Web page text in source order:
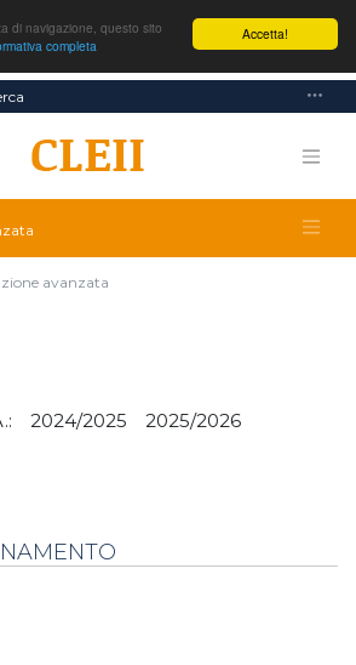
Accetta!
di navigazione, questo sito
completa
avanzata
2024/2025 2025/2026